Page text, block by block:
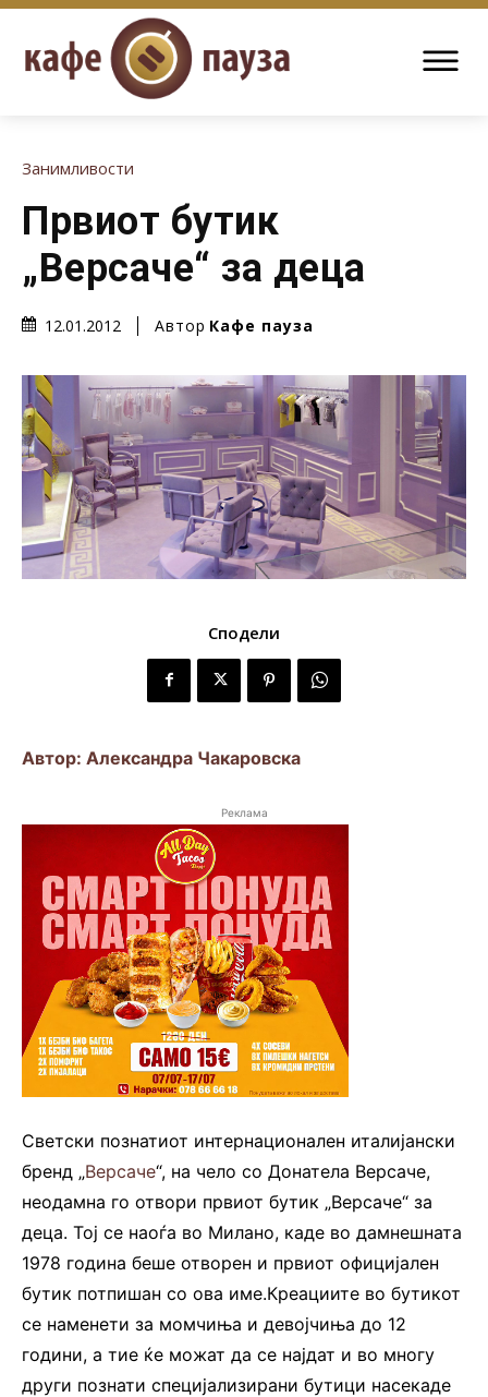
Занимливости
Првиот бутик
„Версаче“ за деца
12.01.2012 Автор Кафе пауза
Сподели
Автор: Александра Чакаровска
Реклама
Светски познатиот интернационален италијански
бренд „Версаче“, на чело со Донатела Версаче,
неодамна го отвори првиот бутик „Версаче“ за
деца. Тој се наоѓа во Милано, каде во дамнешната
1978 година беше отворен и првиот официјален
бутик потпишан со ова име.Креациите во бутикот
се наменети за момчиња и девојчиња до 12
години, а тие ќе можат да се најдат и во многу
други познати специјализирани бутици насекаде